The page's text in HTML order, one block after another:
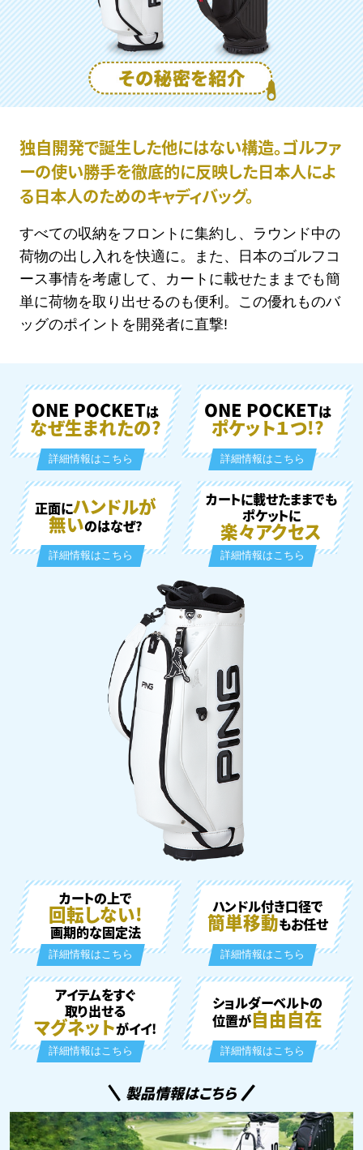
独自開発で誕生した他にはない構造。ゴルファ
ーの使い勝手を徹底的に反映した日本人によ
る日本人のためのキャディバッグ。
すべての収納をフロントに集約し、ラウンド中の
荷物の出し入れを快適に。また、日本のゴルフコ
ース事情を考慮して、カートに載せたままでも簡
単に荷物を取り出せるのも便利。この優れものバ
ッグのポイントを開発者に直撃!
ONE POCKETは
なぜ生まれたの?
詳細情報はこちら
ONE POCKETは
ポケット１つ!?
詳細情報はこちら
正面にハンドルが
無いのはなぜ?
詳細情報はこちら
カートに載せたままでも
ポケットに
楽々アクセス
詳細情報はこちら
カートの上で
回転しない!
画期的な固定法
詳細情報はこちら
ハンドル付き口径で
簡単移動もお任せ
詳細情報はこちら
アイテムをすぐ
取り出せる
マグネットがイイ!
詳細情報はこちら
ショルダーベルトの
位置が自由自在
詳細情報はこちら
製品情報はこちら